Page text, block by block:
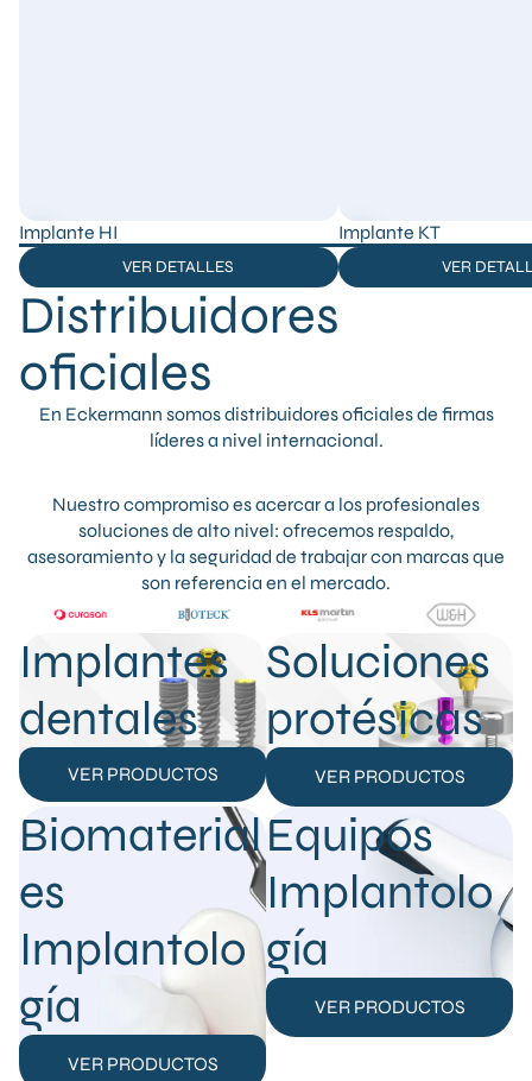
Implante HI
VER DETALLES
Implante KT
VER
Distribuidores
oficiales
En Eckermann somos distribuidores oficiales de firmas
líderes a nivel internacional.
Nuestro compromiso es acercar a los profesionales
soluciones de alto nivel: ofrecemos respaldo,
asesoramiento y la seguridad de trabajar con marcas que
son referencia en el mercado.
Implantes
dentales
VER PRODUCTOS
Soluciones
protésicas
VER PRODUCTOS
Biomaterial
es
Implantolo
gía
VER PRODUCTOS
Equipos
Implantolo
gía
VER PRODUCTOS